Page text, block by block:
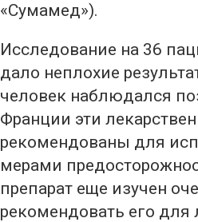
«Сумамед»).
Исследование на 36
дало неплохие
человек наблюдался
Франции эти
рекомендованы для
мерами
препарат еще изучен
рекомендовать его для